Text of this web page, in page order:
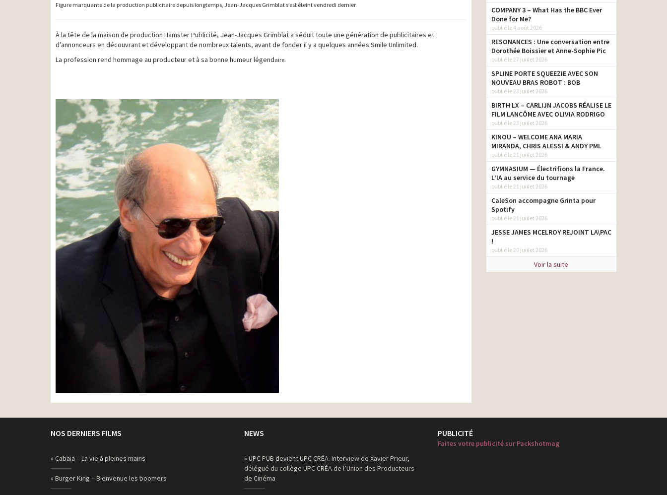
Figure marquante de la production publicitaire depuis longtemps, Jean-Jacques Grimblat s’est éteint vendredi dernier.
À la tête de la maison de production Hamster Publicité, Jean-Jacques Grimblat a séduit toute une génération de publicitaires et
d’annonceurs en découvrant et développant de nombreux talents, avant de fonder il y a quelques années Smile Unlimited.
La profession rend hommage au producteur et à sa bonne humeur légendaire.
COMPANY 3 – What Has the BBC Ever
Done for Me?
publié le 4 août 2026
RESONANCES : Une conversation entre
Dorothée Boissier et Anne-Sophie Pic
publié le 27 juillet 2026
SPLINE PORTE SQUEEZIE AVEC SON
NOUVEAU BRAS ROBOT : BOB
publié le 23 juillet 2026
BIRTH LX – CARLIJN JACOBS RÉALISE LE
FILM LANCÔME AVEC OLIVIA RODRIGO
publié le 23 juillet 2026
KINOU – WELCOME ANA MARIA
MIRANDA, CHRIS ALESSI & ANDY PML
publié le 21 juillet 2026
GYMNASIUM — Électrifions la France.
L’IA au service du tournage
publié le 21 juillet 2026
CaleSon accompagne Grinta pour
Spotify
publié le 21 juillet 2026
JESSE JAMES MCELROY REJOINT LA\PAC
!
publié le 20 juillet 2026
Voir la suite
NOS DERNIERS FILMS
» Cabaia – La vie à pleines mains
» Burger King – Bienvenue les boomers
NEWS
» UPC PUB devient UPC CRÉA. Interview de Xavier Prieur,
délégué du collège UPC CRÉA de l’Union des Producteurs
de Cinéma
PUBLICITÉ
Faites votre publicité sur Packshotmag